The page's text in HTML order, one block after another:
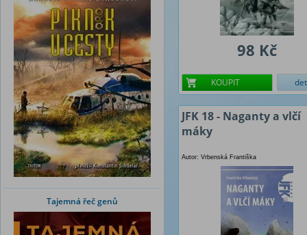
Tajemná řeč genů
98 Kč
KOUPIT
JFK 18 - Naganty a vlčí
máky
Autor: Vrbenská Františka